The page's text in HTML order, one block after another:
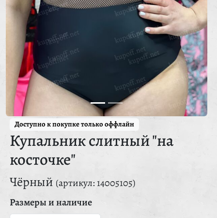
Доступно к покупке только оффлайн
Купальник слитный "на
косточке"
Чёрный (артикул: 14005105)
Размеры и наличие